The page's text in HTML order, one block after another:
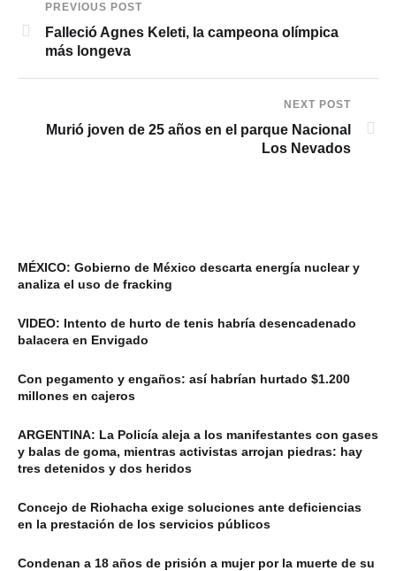
PREVIOUS POST
Falleció Agnes Keleti, la campeona olímpica
más longeva
NEXT POST
Murió joven de 25 años en el parque Nacional
Los Nevados
MÉXICO: Gobierno de México descarta energía nuclear y
analiza el uso de fracking
VIDEO: Intento de hurto de tenis habría desencadenado
balacera en Envigado
Con pegamento y engaños: así habrían hurtado $1.200
millones en cajeros
ARGENTINA: La Policía aleja a los manifestantes con gases
y balas de goma, mientras activistas arrojan piedras: hay
tres detenidos y dos heridos
Concejo de Riohacha exige soluciones ante deficiencias
en la prestación de los servicios públicos
Condenan a 18 años de prisión a mujer por la muerte de su